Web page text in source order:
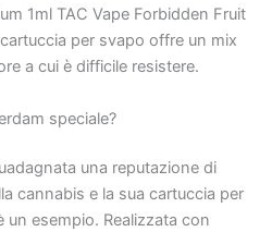
1ml TAC Vape Forbidden Fruit
per svapo offre un mix
a cui è difficile resistere.
speciale?
una reputazione di
cannabis e la sua cartuccia per
esempio. Realizzata con